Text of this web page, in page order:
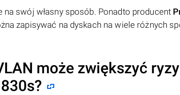
swój własny sposób. Ponadto producent
zapisywać na dyskach na wiele różnych
może zwiększyć